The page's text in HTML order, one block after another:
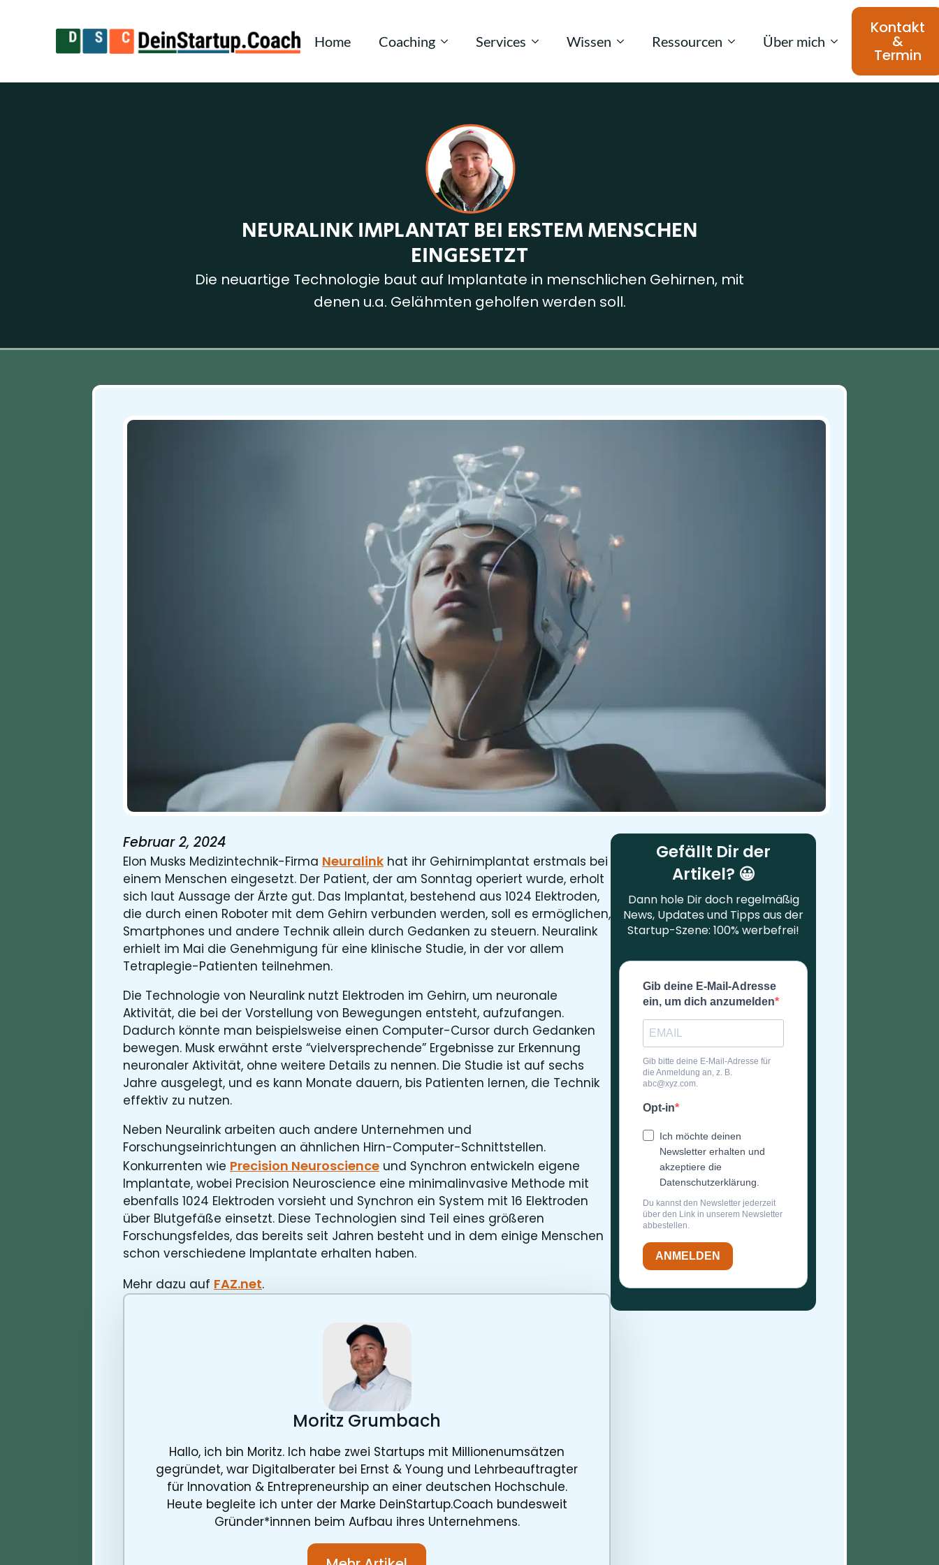
Home Coaching Services Wissen Ressourcen Über mich
Kontakt
&
Termin
NEURALINK IMPLANTAT BEI ERSTEM MENSCHEN
EINGESETZT
Die neuartige Technologie baut auf Implantate in menschlichen Gehirnen, mit
denen u.a. Gelähmten geholfen werden soll.
Februar 2, 2024
Elon Musks Medizintechnik-Firma Neuralink hat ihr Gehirnimplantat erstmals bei
einem Menschen eingesetzt. Der Patient, der am Sonntag operiert wurde, erholt
sich laut Aussage der Ärzte gut. Das Implantat, bestehend aus 1024 Elektroden,
die durch einen Roboter mit dem Gehirn verbunden werden, soll es ermöglichen,
Smartphones und andere Technik allein durch Gedanken zu steuern. Neuralink
erhielt im Mai die Genehmigung für eine klinische Studie, in der vor allem
Tetraplegie-Patienten teilnehmen.
Die Technologie von Neuralink nutzt Elektroden im Gehirn, um neuronale
Aktivität, die bei der Vorstellung von Bewegungen entsteht, aufzufangen.
Dadurch könnte man beispielsweise einen Computer-Cursor durch Gedanken
bewegen. Musk erwähnt erste “vielversprechende” Ergebnisse zur Erkennung
neuronaler Aktivität, ohne weitere Details zu nennen. Die Studie ist auf sechs
Jahre ausgelegt, und es kann Monate dauern, bis Patienten lernen, die Technik
effektiv zu nutzen.
Neben Neuralink arbeiten auch andere Unternehmen und
Forschungseinrichtungen an ähnlichen Hirn-Computer-Schnittstellen.
Konkurrenten wie Precision Neuroscience und Synchron entwickeln eigene
Implantate, wobei Precision Neuroscience eine minimalinvasive Methode mit
ebenfalls 1024 Elektroden vorsieht und Synchron ein System mit 16 Elektroden
über Blutgefäße einsetzt. Diese Technologien sind Teil eines größeren
Forschungsfeldes, das bereits seit Jahren besteht und in dem einige Menschen
schon verschiedene Implantate erhalten haben.
Mehr dazu auf FAZ.net.
Moritz Grumbach
Hallo, ich bin Moritz. Ich habe zwei Startups mit Millionenumsätzen
gegründet, war Digitalberater bei Ernst & Young und Lehrbeauftragter
für Innovation & Entrepreneurship an einer deutschen Hochschule.
Heute begleite ich unter der Marke DeinStartup.Coach bundesweit
Gründer*innnen beim Aufbau ihres Unternehmens.
Gefällt Dir der
Artikel? 😀
Dann hole Dir doch regelmäßig
News, Updates und Tipps aus der
Startup-Szene: 100% werbefrei!
Gib deine E-Mail-Adresse
ein, um dich anzumelden
Gib bitte deine E-Mail-Adresse für
die Anmeldung an, z. B.
abc@xyz.com.
Opt-in
Ich möchte deinen
Newsletter erhalten und
akzeptiere die
Datenschutzerklärung.
Du kannst den Newsletter jederzeit
über den Link in unserem Newsletter
abbestellen.
ANMELDEN